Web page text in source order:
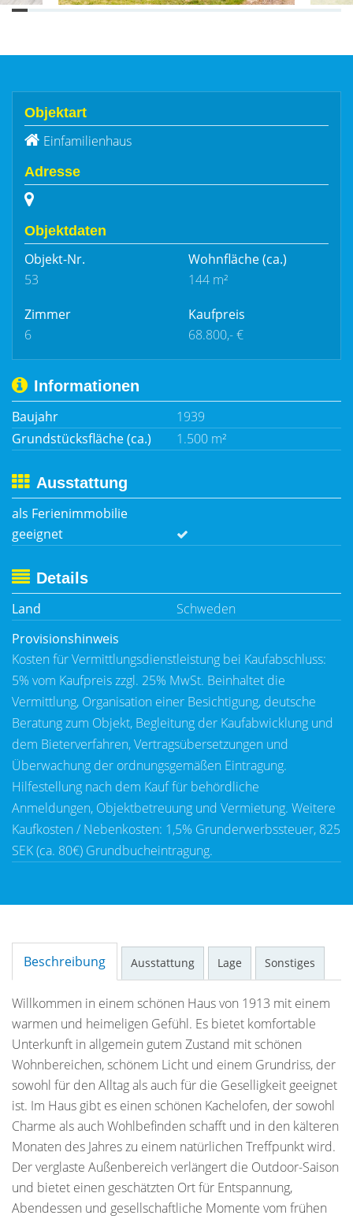
Objektart
Einfamilienhaus
Adresse
Objektdaten
Objekt-Nr.
53
Wohnfläche(ca.)
144 m²
Zimmer
6
Kaufpreis
68.800,- €
Informationen
Baujahr
1939
Grundstücksfläche (ca.)
1.500 m²
Ausstattung
als Ferienimmobilie
geeignet
Details
Land
Schweden
Provisionshinweis
Kosten für Vermittlungsdienstleistung bei Kaufabschluss:
5% vom Kaufpreis zzgl. 25% MwSt. Beinhaltet die
Vermittlung, Organisation einer Besichtigung, deutsche
Beratung zum Objekt, Begleitung der Kaufabwicklung und
dem Bieterverfahren, Vertragsübersetzungen und
Überwachung der ordnungsgemäßen Eintragung.
Hilfestellung nach dem Kauf für behördliche
Anmeldungen, Objektbetreuung und Vermietung. Weitere
Kaufkosten / Nebenkosten: 1,5% Grunderwerbssteuer, 825
SEK (ca. 80€) Grundbucheintragung.
Beschreibung Ausstattung Lage Sonstiges
Willkommen in einem schönen Haus von 1913 mit einem
warmen und heimeligen Gefühl. Es bietet komfortable
Unterkunft in allgemein gutem Zustand mit schönen
Wohnbereichen, schönem Licht und einem Grundriss, der
sowohl für den Alltag als auch für die Geselligkeit geeignet
ist. Im Haus gibt es einen schönen Kachelofen, der sowohl
Charme als auch Wohlbefinden schafft und in den kälteren
Monaten des Jahres zu einem natürlichen Treffpunkt wird.
Der verglaste Außenbereich verlängert die Outdoor-Saison
und bietet einen geschätzten Ort für Entspannung,
Abendessen und gesellschaftliche Momente vom frühen